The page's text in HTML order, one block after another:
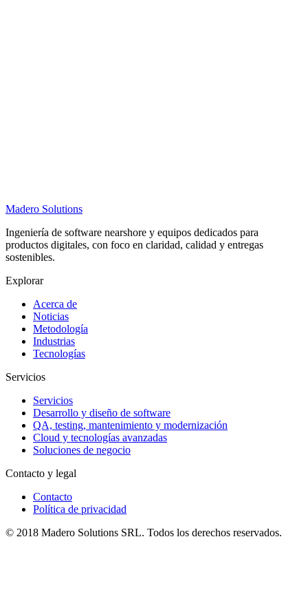
Madero Solutions
Ingeniería de software nearshore y equipos dedicados para
productos digitales, con foco en claridad, calidad y entregas
sostenibles.
Explorar
Acerca de
Noticias
Metodología
Industrias
Tecnologías
Servicios
Servicios
Desarrollo y diseño de software
QA, testing, mantenimiento y modernización
Cloud y tecnologías avanzadas
Soluciones de negocio
Contacto y legal
Contacto
Política de privacidad
© 2018 Madero Solutions SRL. Todos los derechos reservados.